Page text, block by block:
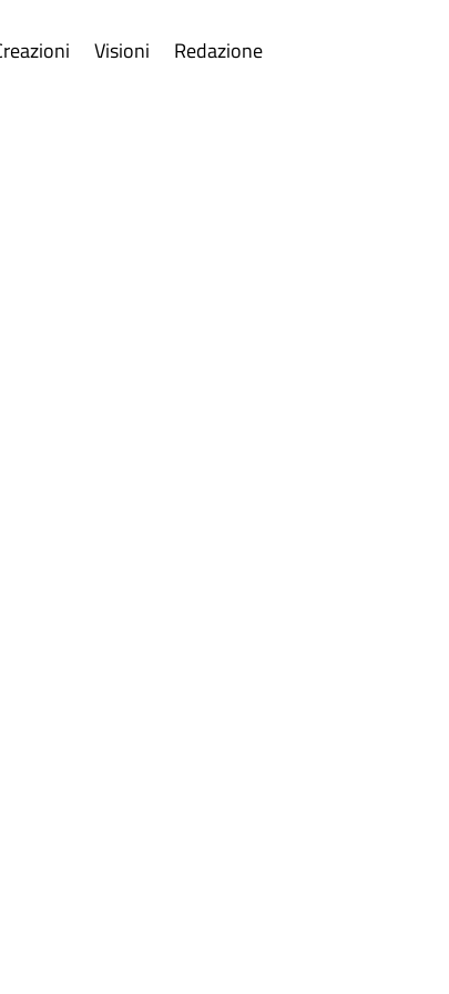
Visioni Redazione